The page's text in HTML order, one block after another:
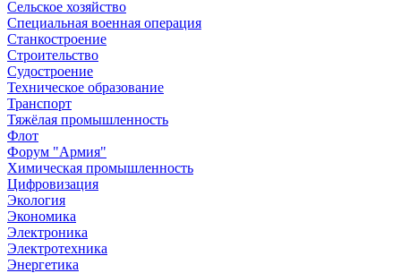
Сельское хозяйство
Специальная военная операция
Станкостроение
Строительство
Судостроение
Техническое образование
Транспорт
Тяжёлая промышленность
Флот
Форум "Армия"
Химическая промышленность
Цифровизация
Экология
Экономика
Электроника
Электротехника
Энергетика